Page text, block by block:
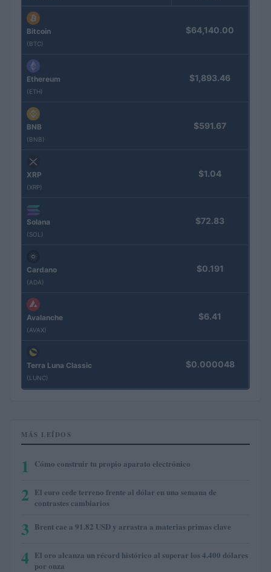
Bitcoin
(BTC)
$64,140.00
Ethereum
(ETH)
$1,893.46
BNB
(BNB)
$591.67
XRP
(XRP)
$1.04
Solana
(SOL)
$72.83
Cardano
(ADA)
$0.191
Avalanche
(AVAX)
$6.41
Terra Luna Classic
(LUNC)
$0.000048
MÁS LEÍDOS
1 Cómo construir tu propio aparato electrónico
2 El euro cede terreno frente al dólar en una semana de
contrastes cambiarios
3 Brent cae a 91.82 USD y arrastra a materias primas clave
4 El oro alcanza un récord histórico al superar los 4.400 dólares
por onza